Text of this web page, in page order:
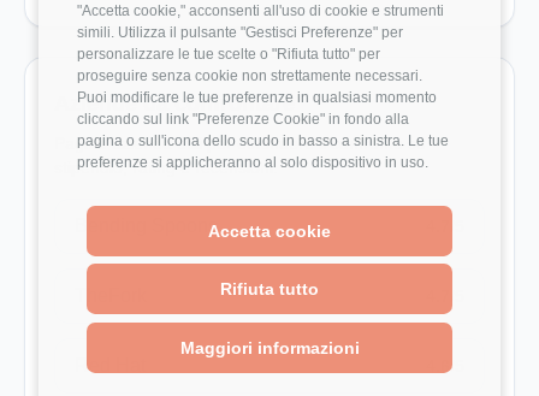
"Accetta cookie," acconsenti all'uso di cookie e strumenti
simili. Utilizza il pulsante "Gestisci Preferenze" per
personalizzare le tue scelte o "Rifiuta tutto" per
proseguire senza cookie non strettamente necessari.
Puoi modificare le tue preferenze in qualsiasi momento
cliccando sul link "Preferenze Cookie" in fondo alla
pagina o sull'icona dello scudo in basso a sinistra. Le tue
preferenze si applicheranno al solo dispositivo in uso.
Accetta cookie
Rifiuta tutto
Maggiori informazioni
Aziende da confrontare
Pagine azienda utili per estendere il confronto su
stipendio, rating e recensioni.
Bending Spoons
Red Hat 4.6/5